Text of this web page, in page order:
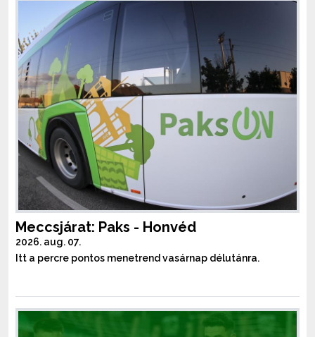
Meccsjárat: Paks - Honvéd
2026. aug. 07.
Itt a percre pontos menetrend vasárnap délutánra.